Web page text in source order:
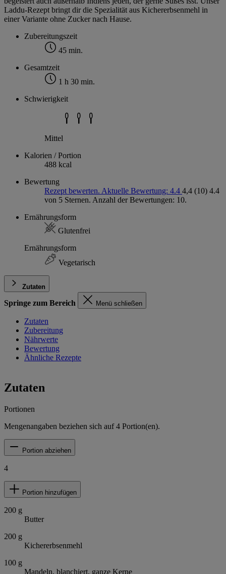
Laddu-Rezept bringt dir die Spezialität aus Kichererbsenmehl in
einer Variante ohne Zucker nach Hause.
Zubereitungszeit
45 min.
Gesamtzeit
1 h 30 min.
Schwierigkeit
Mittel
Kalorien / Portion
488 kcal
Bewertung
Rezept bewerten. Aktuelle Bewertung: 4.4 4,4 (10) 4.4
von 5 Sternen. Anzahl der Bewertungen: 10.
Ernährungsform
Glutenfrei
Ernährungsform
Vegetarisch
Zutaten
Springe zum Bereich Menü schließen
Zutaten
Zubereitung
Nährwerte
Bewertung
Ähnliche Rezepte
Zutaten
Portionen
Mengenangaben beziehen sich auf4 Portion(en).
Portion abziehen
4
Portion hinzufügen
200 g
Butter
200 g
Kichererbsenmehl
100 g
Mandeln, blanchiert, ganze Kerne